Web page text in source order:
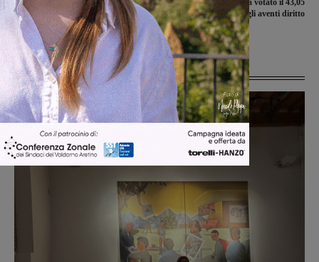
per la semifinale degli spareggi
regionali
% degli aventi diritto
Ultime Notizie